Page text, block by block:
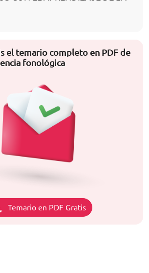
el temario completo en PDF de
fonológica
Temario en PDF Gratis